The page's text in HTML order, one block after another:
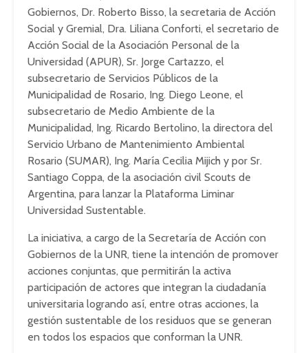
Gobiernos, Dr. Roberto Bisso, la secretaria de Acción
Social y Gremial, Dra. Liliana Conforti, el secretario de
Acción Social de la Asociación Personal de la
Universidad (APUR), Sr. Jorge Cartazzo, el
subsecretario de Servicios Públicos de la
Municipalidad de Rosario, Ing. Diego Leone, el
subsecretario de Medio Ambiente de la
Municipalidad, Ing. Ricardo Bertolino, la directora del
Servicio Urbano de Mantenimiento Ambiental
Rosario (SUMAR), Ing. María Cecilia Mijich y por Sr.
Santiago Coppa, de la asociación civil Scouts de
Argentina, para lanzar la Plataforma Liminar
Universidad Sustentable.
La iniciativa, a cargo de la Secretaría de Acción con
Gobiernos de la UNR, tiene la intención de promover
acciones conjuntas, que permitirán la activa
participación de actores que integran la ciudadanía
universitaria logrando así, entre otras acciones, la
gestión sustentable de los residuos que se generan
en todos los espacios que conforman la UNR.